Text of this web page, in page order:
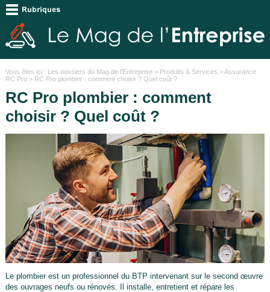
Vous êtes ici : Les dossiers du Mag de l'Entreprise> Produits & Services >Assurance
RC Pro> RC Pro plombier : comment choisir ? Quel coût ?
RC Pro plombier : comment
choisir ? Quel coût ?
Le plombier est un professionnel du BTP intervenant sur le second œuvre
des ouvrages neufs ou rénovés. Il installe, entretient et répare les